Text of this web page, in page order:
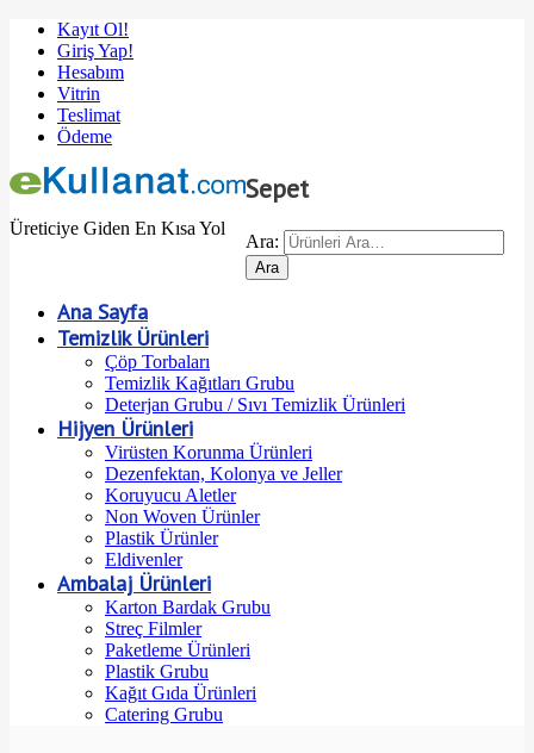
Kayıt Ol!
Giriş Yap!
Hesabım
Vitrin
Teslimat
Ödeme
Üreticiye Giden En Kısa Yol
Sepet
Ara:
Ana Sayfa
Temizlik Ürünleri
Çöp Torbaları
Temizlik Kağıtları Grubu
Deterjan Grubu / Sıvı Temizlik Ürünleri
Hijyen Ürünleri
Virüsten Korunma Ürünleri
Dezenfektan, Kolonya ve Jeller
Koruyucu Aletler
Non Woven Ürünler
Plastik Ürünler
Eldivenler
Ambalaj Ürünleri
Karton Bardak Grubu
Streç Filmler
Paketleme Ürünleri
Plastik Grubu
Kağıt Gıda Ürünleri
Catering Grubu